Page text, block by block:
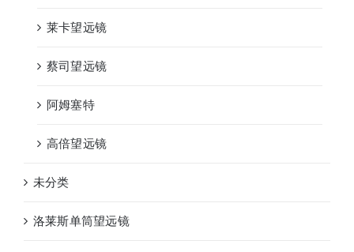
莱卡望远镜
蔡司望远镜
阿姆塞特
高倍望远镜
未分类
洛莱斯单筒望远镜